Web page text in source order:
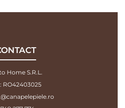
Home S.R.L.
RO42403025